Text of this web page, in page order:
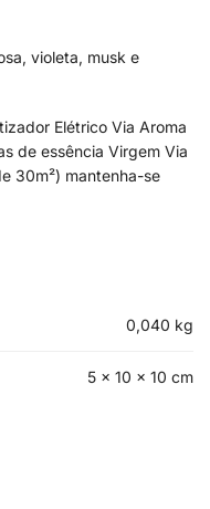
violeta, musk e
Elétrico Via Aroma
de essência Virgem Via
30m²) mantenha-se
0,040 kg
5 × 10 × 10 cm